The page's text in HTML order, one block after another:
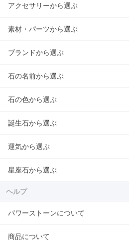
アクセサリーから選ぶ
素材・パーツから選ぶ
ブランドから選ぶ
石の名前から選ぶ
石の色から選ぶ
誕生石から選ぶ
運気から選ぶ
星座石から選ぶ
ヘルプ
パワーストーンについて
商品について